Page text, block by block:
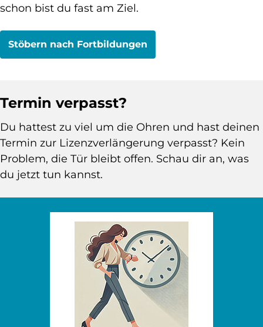
schon bist du fast am Ziel.
Stöbern nach Fortbildungen
Termin verpasst?
Du hattest zu viel um die Ohren und hast deinen
Termin zur Lizenzverlängerung verpasst? Kein
Problem, die Tür bleibt offen. Schau dir an, was
du jetzt tun kannst.